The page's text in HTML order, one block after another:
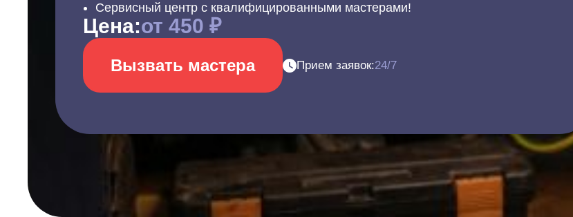
Сервисный центр с квалифицированными мастерами!
Цена:от 450 ₽
Вызвать мастера Прием заявок:24/7